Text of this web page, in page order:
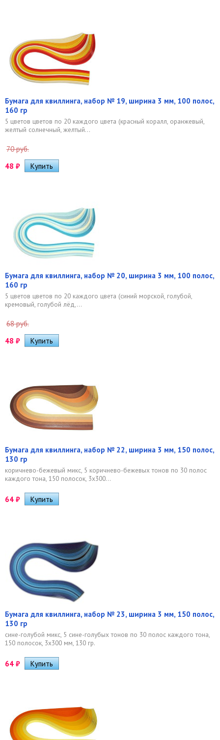
Бумага для квиллинга, набор № 19, ширина 3 мм, 100 полос,
160 гр
5 цветов цветов по 20 каждого цвета (красный коралл, оранжевый,
желтый солнечный, желтый...
70 руб.
48 ₽
Бумага для квиллинга, набор № 20, ширина 3 мм, 100 полос,
160 гр
5 цветов цветов по 20 каждого цвета (синий морской, голубой,
кремовый, голубой лёд,...
68 руб.
48 ₽
Бумага для квиллинга, набор № 22, ширина 3 мм, 150 полос,
130 гр
коричнево-бежевый микс, 5 коричнево-бежевых тонов по 30 полос
каждого тона, 150 полосок, 3х300...
64 ₽
Бумага для квиллинга, набор № 23, ширина 3 мм, 150 полос,
130 гр
сине-голубой микс, 5 сине-голубых тонов по 30 полос каждого тона,
150 полосок, 3х300 мм, 130 гр.
64 ₽